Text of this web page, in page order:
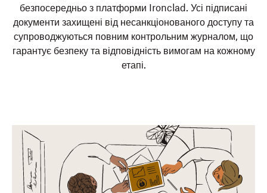
безпосередньо з платформи Ironclad. Усі підписані
документи захищені від несанкціонованого доступу та
супроводжуються повним контрольним журналом, що
гарантує безпеку та відповідність вимогам на кожному
етапі.